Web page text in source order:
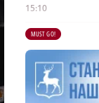
15:10
MUST GO!
Маршрут
Замятина до
14:52